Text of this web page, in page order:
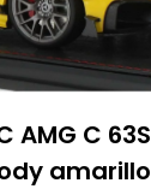
AMG C 63S
amarillo